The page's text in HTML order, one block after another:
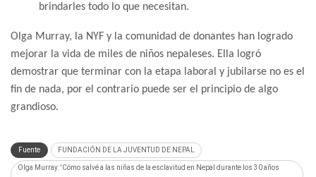
brindarles todo lo que necesitan.
Olga Murray, la NYF y la comunidad de donantes han logrado
mejorar la vida de miles de niños nepaleses. Ella logró
demostrar que terminar con la etapa laboral y jubilarse no es el
fin de nada, por el contrario puede ser el principio de algo
grandioso.
Fuente FUNDACIÓN DE LA JUVENTUD DE NEPAL
Olga Murray: 'Cómo salvé a las niñas de la esclavitud en Nepal durante los 30 años